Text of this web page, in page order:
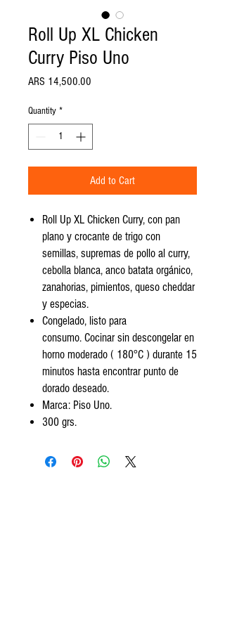
Roll Up XL Chicken
Curry Piso Uno
ARS 14,500.00
Quantity *
Add to Cart
Roll Up XL Chicken Curry, con pan
plano y crocante de trigo con
semillas, supremas de pollo al curry,
cebolla blanca, anco batata orgánico,
zanahorias, pimientos, queso cheddar
y especias.
Congelado, listo para
consumo. Cocinar sin descongelar en
horno moderado ( 180°C ) durante 15
minutos hasta encontrar punto de
dorado deseado.
Marca: Piso Uno.
300 grs.